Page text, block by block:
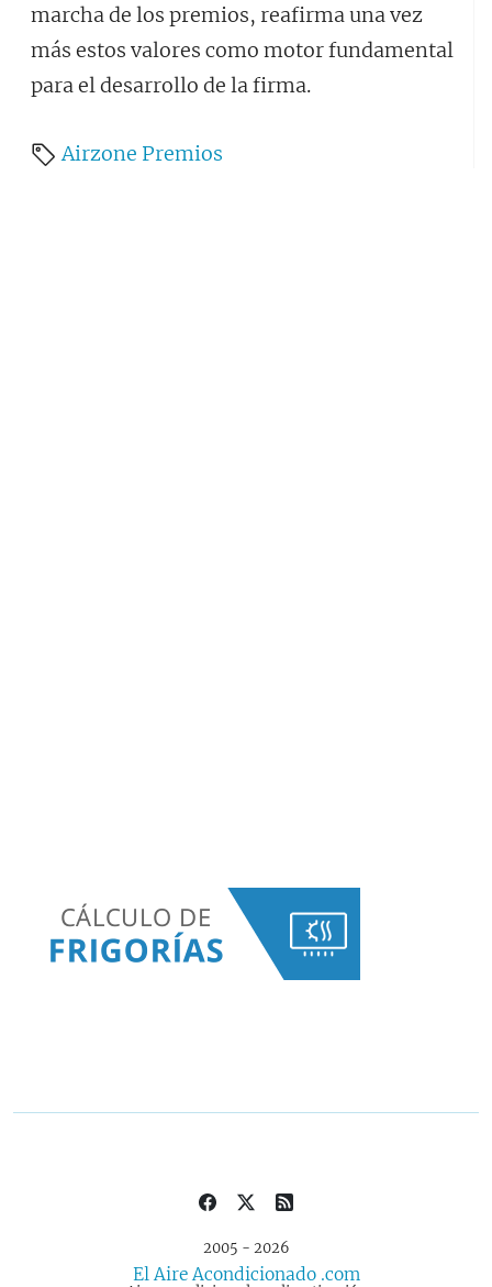
marcha de los premios, reafirma una vez
más estos valores como motor fundamental
para el desarrollo de la firma.
Airzone Premios
2005 - 2026
El Aire Acondicionado .com